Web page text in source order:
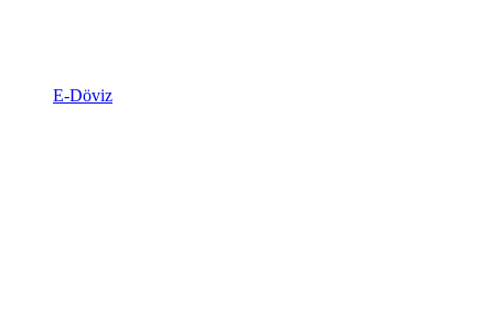
E-Döviz